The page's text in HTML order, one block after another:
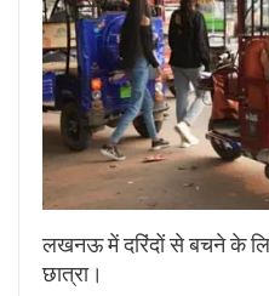
लखनऊ में दरिंदों से बचने के
छात्रा।